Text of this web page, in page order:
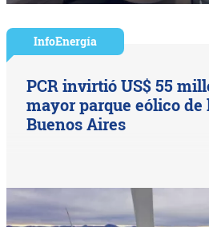
InfoEnergía
PCR invirtió US$ 55
mayor parque eólico
Buenos Aires